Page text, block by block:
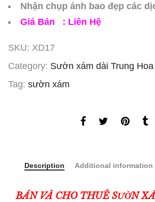
Nhận chụp ảnh bao đẹp các
Giá Bán : Liên Hệ
SKU: XD17
Category: Sườn xám dài Trung Hoa
Tag: sườn xám
Description Additional information
BÁN VÀ CHO THUÊ SƯỜN